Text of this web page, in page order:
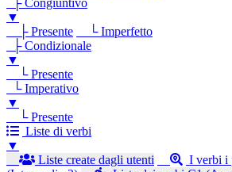
├ Congiuntivo
▼
├ Presente
└ Imperfetto
├ Condizionale
▼
└ Presente
└ Imperativo
▼
└ Presente
Liste di verbi
▼
Liste create dagli utenti
I verbi i